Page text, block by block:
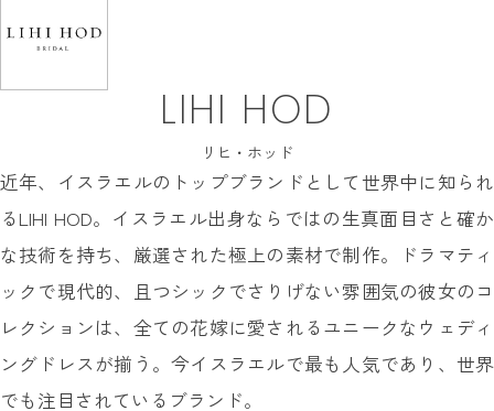
LIHI HOD
リヒ・ホッド
近年、イスラエルのトップブランドとして世界中に知られ
るLIHI HOD。イスラエル出身ならではの生真面目さと確か
な技術を持ち、厳選された極上の素材で制作。ドラマティ
ックで現代的、且つシックでさりげない雰囲気の彼女のコ
レクションは、全ての花嫁に愛されるユニークなウェディ
ングドレスが揃う。今イスラエルで最も人気であり、世界
でも注目されているブランド。